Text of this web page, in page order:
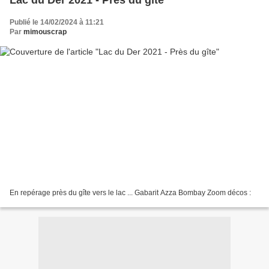
Publié le 14/02/2024 à 11:21
Par mimouscrap
En repérage près du gîte vers le lac ... Gabarit Azza Bombay Zoom décos :